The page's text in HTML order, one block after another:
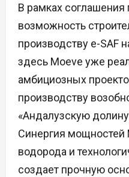
В рамках соглашения
возможность
производству e-SAF
здесь Moeve уже
амбициозных
производству
«Андалузскую
Синергия мощностей
водорода и
создает прочную